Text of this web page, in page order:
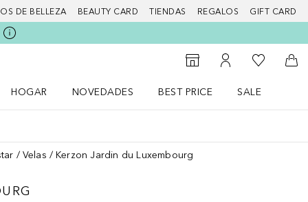
DE BELLEZA BEAUTY CARD TIENDAS REGALOS GIFT CARD
Al Storefinder
Mi cuenta
Mi lista de
A
HOGAR
NOVEDADES
BEST PRICE
SALE
Velas Kerzon Jardin du Luxembourg